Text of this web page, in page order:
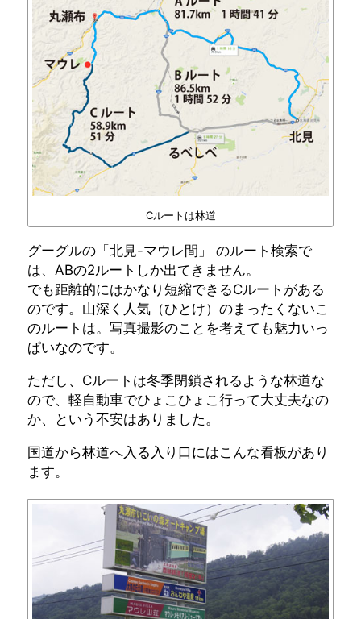
Cルートは林道
グーグルの「北見-マウレ間」 のルート検索で
は、ABの2ルートしか出てきません。
でも距離的にはかなり短縮できるCルートがある
のです。山深く人気（ひとけ）のまったくないこ
のルートは。写真撮影のことを考えても魅力いっ
ぱいなのです。
ただし、Cルートは冬季閉鎖されるような林道な
ので、軽自動車でひょこひょこ行って大丈夫なの
か、という不安はありました。
国道から林道へ入る入り口にはこんな看板があり
ます。